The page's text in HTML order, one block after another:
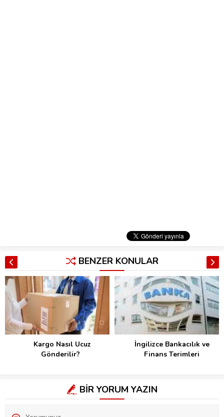
BENZER KONULAR
Kargo Nasıl Ucuz
Gönderilir?
İngilizce Bankacılık ve
Finans Terimleri
BİR YORUM YAZIN